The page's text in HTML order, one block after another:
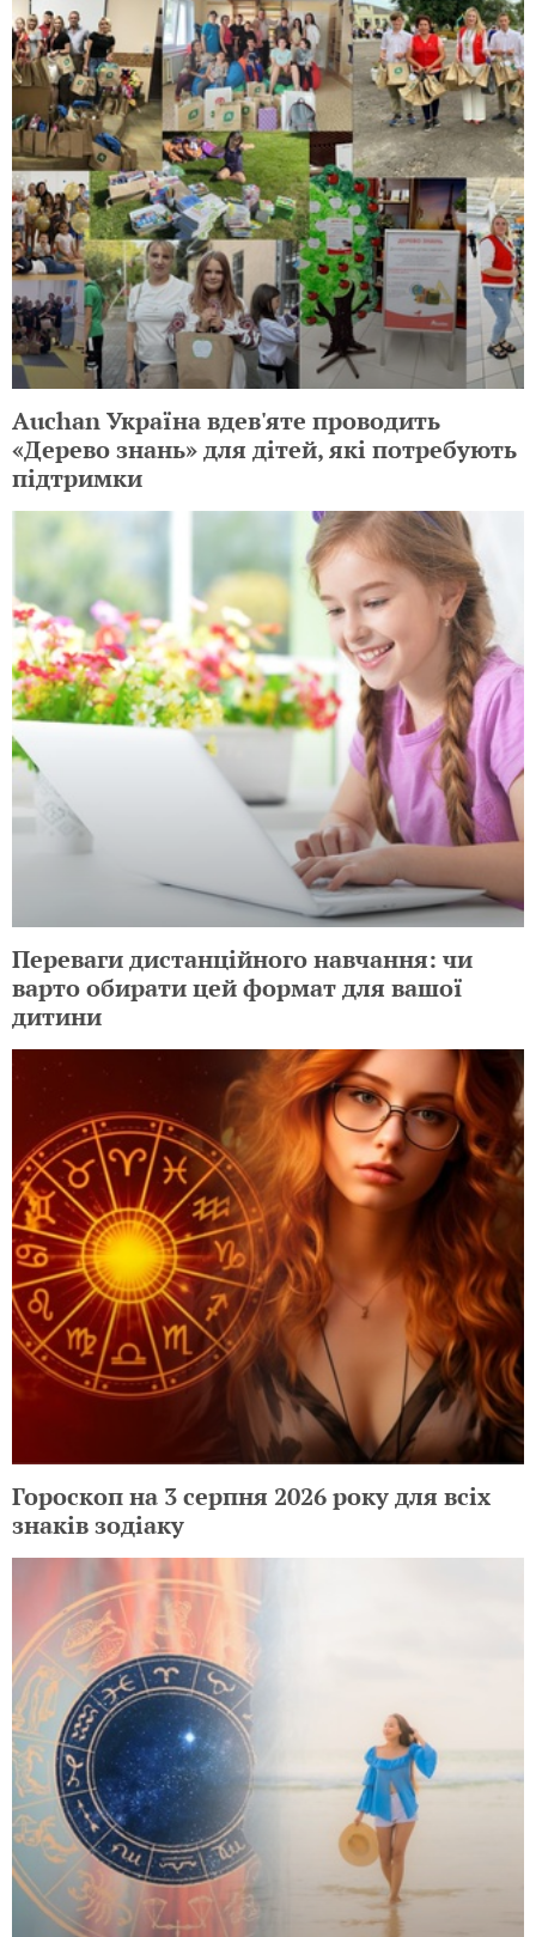
Auchan Україна вдев'яте проводить
«Дерево знань» для дітей, які потребують
підтримки
Переваги дистанційного навчання: чи
варто обирати цей формат для вашої
дитини
Гороскоп на 3 серпня 2026 року для всіх
знаків зодіаку